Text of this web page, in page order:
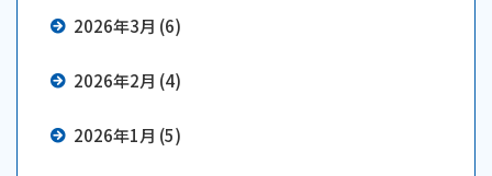
2026年3月 (6)
2026年2月 (4)
2026年1月 (5)